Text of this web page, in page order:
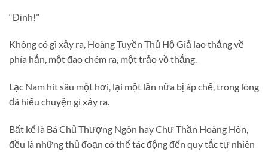
“Định!”
Không có gì xảy ra, Hoàng Tuyền Thủ Hộ Giả lao thẳng về
phía hắn, một đao chém ra, một trảo vồ thẳng.
Lạc Nam hít sâu một hơi, lại một lần nữa bị áp chế, trong lòng
đã hiểu chuyện gì xảy ra.
Bất kể là Bá Chủ Thượng Ngôn hay Chư Thần Hoàng Hôn,
đều là những thủ đoạn có thể tác động đến quy tắc tự nhiên